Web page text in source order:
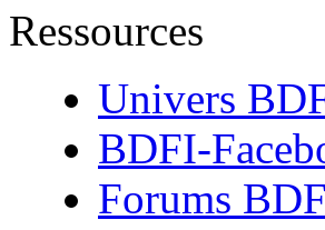
Ressources
Univers
BDFI-
Forums